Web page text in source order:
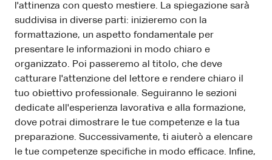
l'attinenza con questo mestiere. La spiegazione sarà
suddivisa in diverse parti: inizieremo con la
formattazione, un aspetto fondamentale per
presentare le informazioni in modo chiaro e
organizzato. Poi passeremo al titolo, che deve
catturare l'attenzione del lettore e rendere chiaro il
tuo obiettivo professionale. Seguiranno le sezioni
dedicate all'esperienza lavorativa e alla formazione,
dove potrai dimostrare le tue competenze e la tua
preparazione. Successivamente, ti aiuterò a elencare
le tue competenze specifiche in modo efficace. Infine,